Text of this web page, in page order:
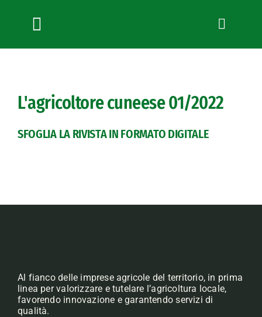
Toggle
Navigation
News
Formazione
Fotogallery
L'agricoltore cuneese01/2022
SFOGLIA LA RIVISTA IN FORMATO DIGITALE
Al fianco delle imprese agricole del territorio, in prima
linea per valorizzare e tutelare l’agricoltura locale,
favorendo innovazione e garantendo servizi di
qualità.